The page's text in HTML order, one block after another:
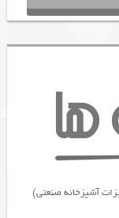
آشپزخانه صنعتی)